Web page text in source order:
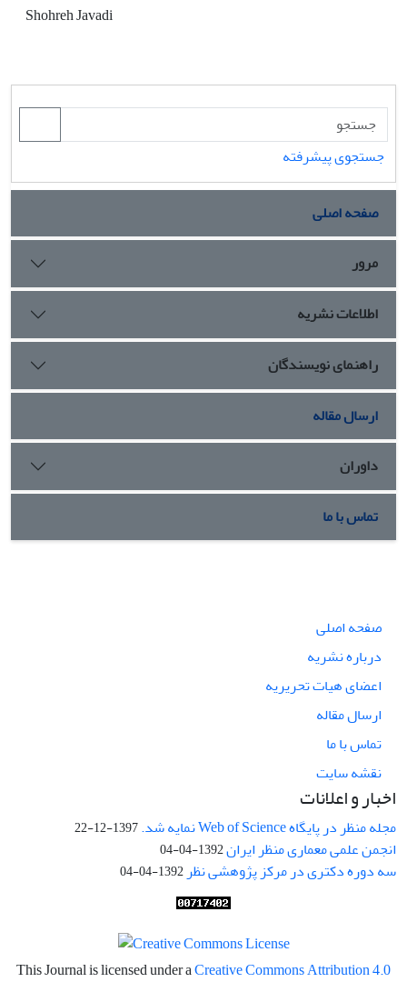
Shohreh Javadi
جستجوی پیشرفته
صفحه اصلی
مرور
اطلاعات نشریه
راهنمای نویسندگان
ارسال مقاله
داوران
تماس با ما
صفحه اصلی
درباره نشریه
اعضای هیات تحریریه
ارسال مقاله
تماس با ما
نقشه سایت
اخبار و اعلانات
مجله منظر در پایگاه Web of Science نمایه شد. 1397-12-22
انجمن علمی معماری منظر ایران1392-04-04
سه دوره دکتری در مرکز پژوهشی نظر 1392-04-04
This Journal is licensed under aCreative Commons Attribution 4.0